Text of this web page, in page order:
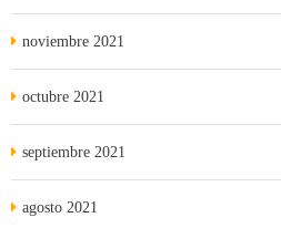
noviembre 2021
octubre 2021
septiembre 2021
agosto 2021